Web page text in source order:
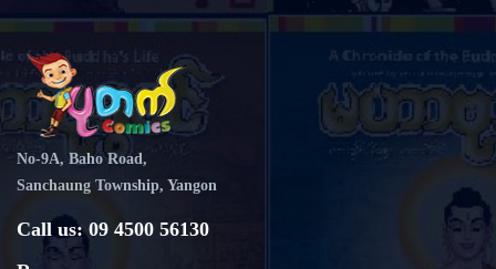
No-9A, Baho Road,
Sanchaung Township, Yangon
Call us: 09 4500 56130